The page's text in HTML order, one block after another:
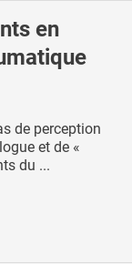
en
de perception
et de «
du ...